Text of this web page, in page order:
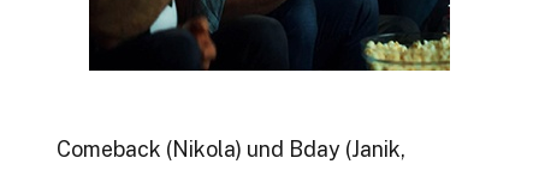
Comeback (Nikola) und Bday (Janik,